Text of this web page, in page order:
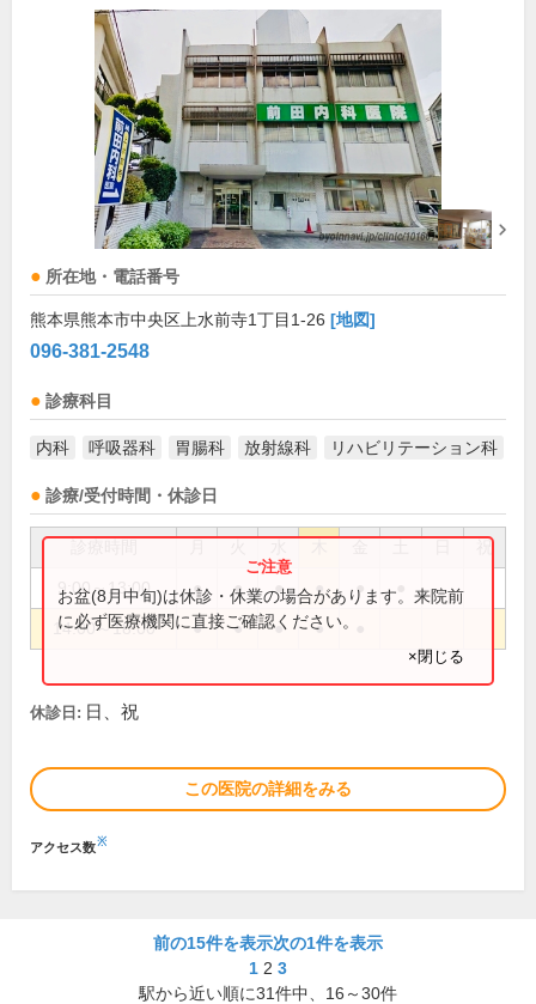
所在地・電話番号
熊本県熊本市中央区上水前寺1丁目1-26 [地図]
096-381-2548
診療科目
内科 呼吸器科 胃腸科 放射線科 リハビリテーション科
診療/受付時間・休診日
祝
9:00～13:00 ● ● ● ● ●
14:00～18:00 ● ● ● ●
お盆(8月中旬)は休診・休業の場合があります。来院前
に必ず医療機関に直接ご確認ください。
×閉じる
休診日: 日、祝
この医院の詳細をみる
アクセス数※
前の15件を表示次の1件を表示
1 2 3
駅から近い順に31件中、 16～30件